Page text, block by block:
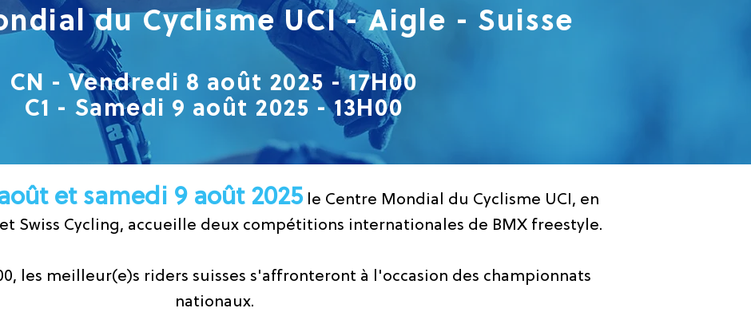
du Cyclisme UCI - Aigle - Suisse
CN - Vendredi 8 août 2025 - 17H00
C1 - Samedi 9 août 2025 - 13H00
et samedi 9 août 2025le Centre Mondial du Cyclisme UCI, en
Swiss Cycling, accueille deux compétitions internationales de BMX freestyle.
les meilleur(e)s riders suisses s'affronteront à l'occasion des championnats
nationaux.